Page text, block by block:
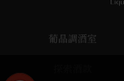
葡晶調酒室